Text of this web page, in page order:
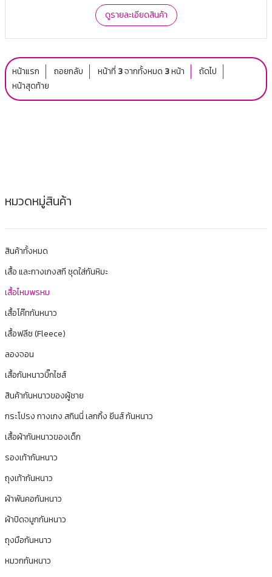
หมวดหมู่สินค้า
สินค้าทั้งหมด
เสื้อ และกางเกงสกี ชุดใส่กันหิมะ
เสื้อไหมพรหม
เสื้อโค๊ทกันหนาว
เสื้อฟลีซ (Fleece)
ลองจอน
เสื้อกันหนาวบิ๊กไซส์
สินค้ากันหนาวของผู้ชาย
กระโปรง กางเกง สกินนี่ เลกกิ้ง ยีนส์ กันหนาว
เสื้อผ้ากันหนาวของเด็ก
รองเท้ากันหนาว
ถุงเท้ากันหนาว
ผ้าพันคอกันหนาว
ผ้าปิดจมูกกันหนาว
ถุงมือกันหนาว
หมวกกันหนาว
ดูรายละเอียดสินค้า
หน้าแรก ถอยกลับ หน้าที่ 3จากทั้งหมด 3หน้า
ถัดไป
หน้าสุดท้าย